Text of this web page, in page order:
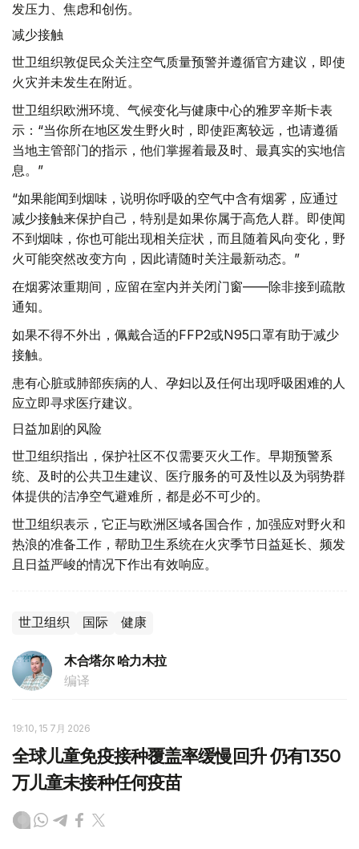
发压力、焦虑和创伤。
减少接触
世卫组织敦促民众关注空气质量预警并遵循官方建议，即使
火灾并未发生在附近。
世卫组织欧洲环境、气候变化与健康中心的雅罗辛斯卡表
示：“当你所在地区发生野火时，即使距离较远，也请遵循
当地主管部门的指示，他们掌握着最及时、最真实的实地信
息。”
“如果能闻到烟味，说明你呼吸的空气中含有烟雾，应通过
减少接触来保护自己，特别是如果你属于高危人群。即使闻
不到烟味，你也可能出现相关症状，而且随着风向变化，野
火可能突然改变方向，因此请随时关注最新动态。”
在烟雾浓重期间，应留在室内并关闭门窗——除非接到疏散
通知。
如果不得不外出，佩戴合适的FFP2或N95口罩有助于减少
接触。
患有心脏或肺部疾病的人、孕妇以及任何出现呼吸困难的人
应立即寻求医疗建议。
日益加剧的风险
世卫组织指出，保护社区不仅需要灭火工作。早期预警系
统、及时的公共卫生建议、医疗服务的可及性以及为弱势群
体提供的洁净空气避难所，都是必不可少的。
世卫组织表示，它正与欧洲区域各国合作，加强应对野火和
热浪的准备工作，帮助卫生系统在火灾季节日益延长、频发
且日益严峻的情况下作出有效响应。
世卫组织 国际 健康
木合塔尔 哈力木拉
编译
19:10, 15 7月 2026
全球儿童免疫接种覆盖率缓慢回升 仍有1350
万儿童未接种任何疫苗